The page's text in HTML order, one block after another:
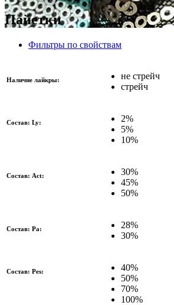
Пайетки
Фильтры по свойствам
Наличие лайкры:
не стрейч
стрейч
Состав: Ly:
2%
5%
10%
Состав: Act:
30%
45%
50%
Состав: Pa:
28%
30%
Состав: Pes:
40%
50%
70%
100%